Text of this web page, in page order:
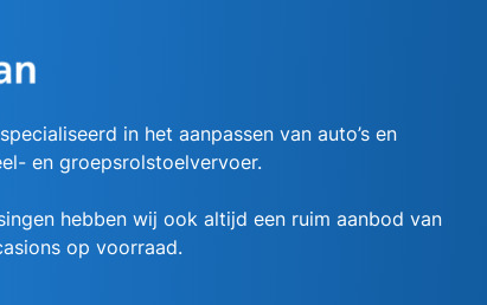
in het aanpassen van auto’s en
en groepsrolstoelvervoer.
hebben wij ook altijd een ruim aanbod van
op voorraad.